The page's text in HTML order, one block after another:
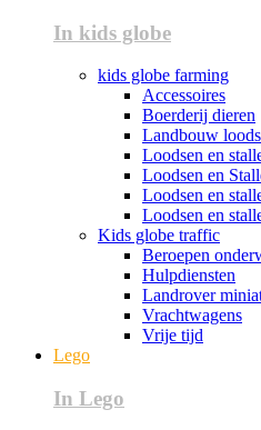
In kids globe
kids globe farming
Accessoires
Boerderij dieren
Landbouw
Loodsen en
Loodsen en
Loodsen en
Loodsen en
Kids globe traffic
Beroepen
Hulpdiensten
Landrover
Vrachtwagens
Vrije tijd
Lego
In Lego